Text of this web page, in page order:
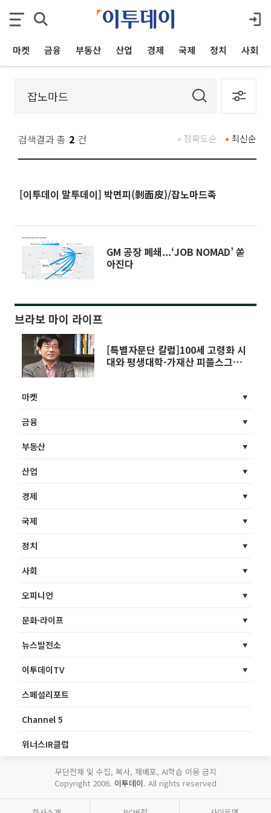
마켓 금융 부동산 산업 경제 국제 정치 사회
검색결과 총 2 건 최신순
정확도순
[이투데이 말투데이] 박면피(剝面皮)/잡노마드족
GM 공장 폐쇄...‘JOB NOMAD’ 쏟
아진다
브라보 마이 라이프
[특별자문단 칼럼]100세 고령화 시
대와 평생대학-가재산 피플스그룹
마켓
금융
부동산
산업
경제
국제
정치
사회
오피니언
문화·라이프
뉴스발전소
이투데이TV
스페셜리포트
Channel 5
위너스IR클럽
무단전재 및 수집, 복사, 재배포, AI학습 이용 금지
Copyright 2006. 이투데이. All rights reserved